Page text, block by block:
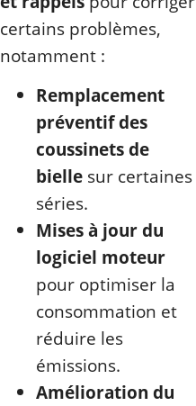
certains problèmes,
notamment :
Remplacement
préventif des
coussinets de
bielle sur certaines
séries.
Mises à jour du
logiciel moteur
pour optimiser la
consommation et
réduire les
émissions.
Amélioration du